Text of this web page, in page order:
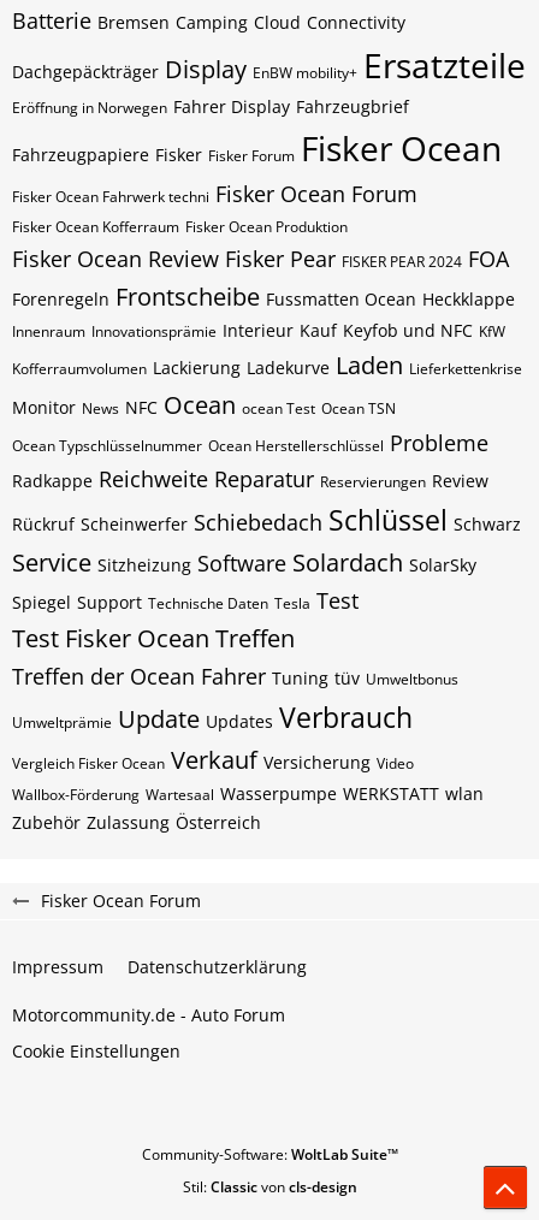
Batterie Bremsen Camping Cloud Connectivity
Dachgepäckträger Display EnBW mobility+ Ersatzteile
Eröffnung in Norwegen Fahrer Display Fahrzeugbrief
Fahrzeugpapiere Fisker Fisker Forum Fisker Ocean
Fisker Ocean Fahrwerk techni Fisker Ocean Forum
Fisker Ocean Kofferraum Fisker Ocean Produktion
Fisker Ocean Review Fisker Pear FISKER PEAR 2024 FOA
Forenregeln Frontscheibe Fussmatten Ocean Heckklappe
Innenraum Innovationsprämie Interieur Kauf Keyfob und NFC KfW
Kofferraumvolumen Lackierung Ladekurve Laden Lieferkettenkrise
Monitor News NFC Ocean ocean Test Ocean​​​​ TSN
Ocean​​​​ Typschlüsselnummer Ocean​​​​​ Herstellerschlüssel Probleme
Radkappe Reichweite Reparatur Reservierungen Review
Rückruf Scheinwerfer Schiebedach Schlüssel Schwarz
Service Sitzheizung Software Solardach SolarSky
Spiegel Support Technische Daten Tesla Test
Test Fisker Ocean Treffen
Treffen der Ocean Fahrer Tuning tüv Umweltbonus
Umweltprämie Update Updates Verbrauch
Vergleich Fisker Ocean Verkauf Versicherung Video
Wallbox-Förderung Wartesaal Wasserpumpe WERKSTATT wlan
Zubehör Zulassung Österreich
Fisker Ocean Forum
Impressum Datenschutzerklärung
Motorcommunity.de - Auto Forum
Cookie Einstellungen
Community-Software:WoltLab Suite™
Stil:Classicvoncls-design